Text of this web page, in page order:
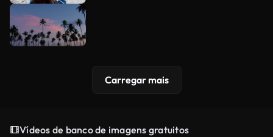
Carregar mais
Vídeos de banco de imagens gratuitos